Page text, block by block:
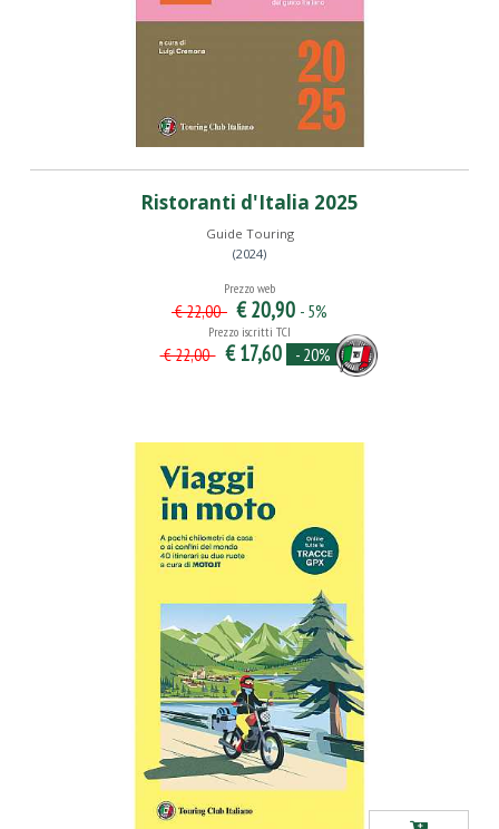
Ristoranti d'Italia 2025
Guide Touring
(2024)
Prezzo web
€ 22,00 € 20,90 - 5%
Prezzo iscritti TCI
€ 22,00 € 17,60 - 20%